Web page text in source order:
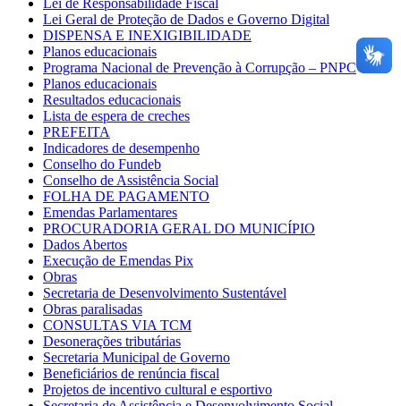
Lei de Responsabilidade Fiscal
Lei Geral de Proteção de Dados e Governo Digital
DISPENSA E INEXIGIBILIDADE
Planos educacionais
Programa Nacional de Prevenção à Corrupção – PNPC
Planos educacionais
Resultados educacionais
Lista de espera de creches
PREFEITA
Indicadores de desempenho
Conselho do Fundeb
Conselho de Assistência Social
FOLHA DE PAGAMENTO
Emendas Parlamentares
PROCURADORIA GERAL DO MUNICÍPIO
Dados Abertos
Execução de Emendas Pix
Obras
Secretaria de Desenvolvimento Sustentável
Obras paralisadas
CONSULTAS VIA TCM
Desonerações tributárias
Secretaria Municipal de Governo
Beneficiários de renúncia fiscal
Projetos de incentivo cultural e esportivo